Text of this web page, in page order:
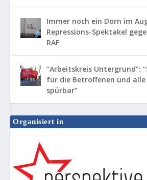
Immer noch ein Dorn im
Repressions-Spektakel
RAF
“Arbeitskreis Untergrund”:
für die Betroffenen und
spürbar”
Organisiert in